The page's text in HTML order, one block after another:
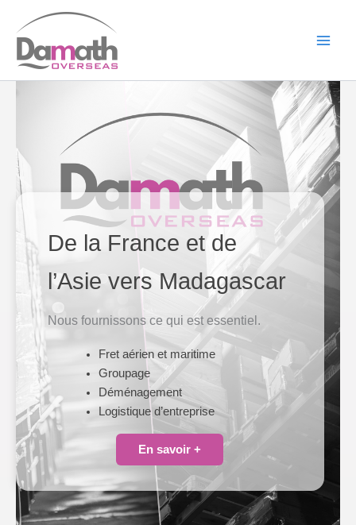
contenu
De la France et de
l’Asie vers Madagascar
Nous fournissons ce qui est essentiel.
Fret aérien et maritime
Groupage
Déménagement
Logistique d’entreprise
En savoir +